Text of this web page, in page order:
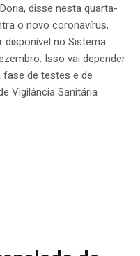
disse nesta quarta-
o novo coronavírus,
disponível no Sistema
Isso vai depender
de testes e de
Vigilância Sanitária